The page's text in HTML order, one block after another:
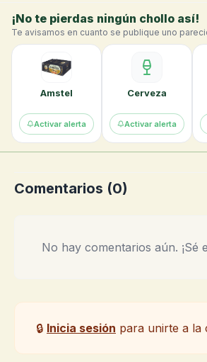
¡No te pierdas ningún chollo así!
Te avisamos en cuanto se publique uno
Amstel
Activar alerta
Cerveza
Activar alerta
Comentarios (0)
No hay comentarios aún. ¡Sé
🔒 Inicia sesión para unirte a la